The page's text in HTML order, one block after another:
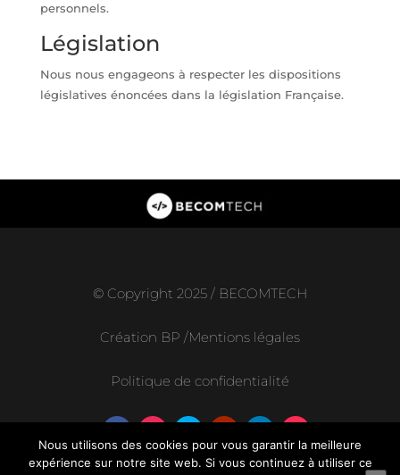
personnels.
Législation
Nous nous engageons à respecter les dispositions
législatives énoncées dans la législation Française.
© Copyright 2025 / BECOMTECH
Création BP /Mentions légales
Politique de confidentialité
Nous utilisons des cookies pour vous garantir la meilleure
expérience sur notre site web. Si vous continuez à utiliser ce